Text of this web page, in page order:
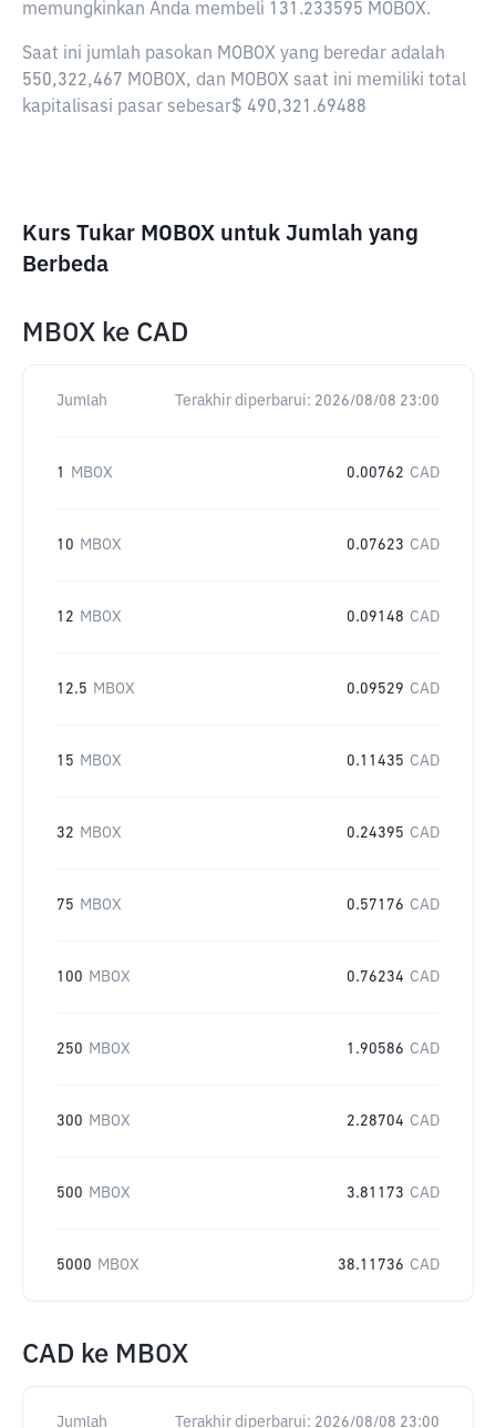
memungkinkan Anda membeli 131.233595 MOBOX.
Saat ini jumlah pasokan MOBOX yang beredar adalah
550,322,467 MOBOX, dan MOBOX saat ini memiliki total
kapitalisasi pasar sebesar$ 490,321.69488
Kurs Tukar MOBOX untuk Jumlah yang
Berbeda
MBOX ke CAD
Jumlah Terakhir diperbarui: 2026/08/08 23:00
1 MBOX 0.00762 CAD
10 MBOX 0.07623 CAD
12 MBOX 0.09148 CAD
12.5 MBOX 0.09529 CAD
15 MBOX 0.11435 CAD
32 MBOX 0.24395 CAD
75 MBOX 0.57176 CAD
100 MBOX 0.76234 CAD
250 MBOX 1.90586 CAD
300 MBOX 2.28704 CAD
500 MBOX 3.81173 CAD
5000 MBOX 38.11736 CAD
CAD ke MBOX
Jumlah Terakhir diperbarui: 2026/08/08 23:00